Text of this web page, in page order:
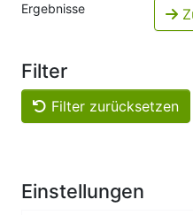
Ergebnisse
Filter
Filter zurücksetzen
Einstellungen